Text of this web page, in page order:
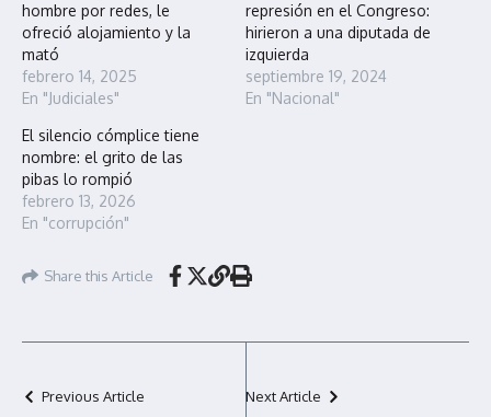
hombre por redes, le
ofreció alojamiento y la
mató
febrero 14, 2025
En "Judiciales"
represión en el Congreso:
hirieron a una diputada de
izquierda
septiembre 19, 2024
En "Nacional"
El silencio cómplice tiene
nombre: el grito de las
pibas lo rompió
febrero 13, 2026
En "corrupción"
Share this Article
Previous Article Next Article